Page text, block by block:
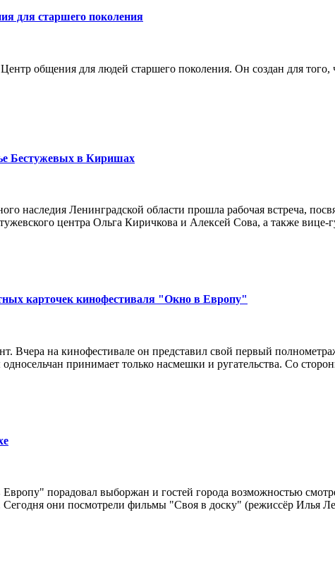
для старшего поколения
общения для людей старшего поколения. Он создан для
Бестужевых в Киришах
наследия Ленинградской области прошла рабочая встреча,
центра Ольга Киричкова и Алексей Сова, а также
карточек кинофестиваля "Окно в Европу"
Вчера на кинофестивале он представил свой первый
принимает только насмешки и ругательства. Со
порадовал выборжан и гостей города возможностью
Сегодня они посмотрели фильмы "Своя в доску" (режиссёр Илья